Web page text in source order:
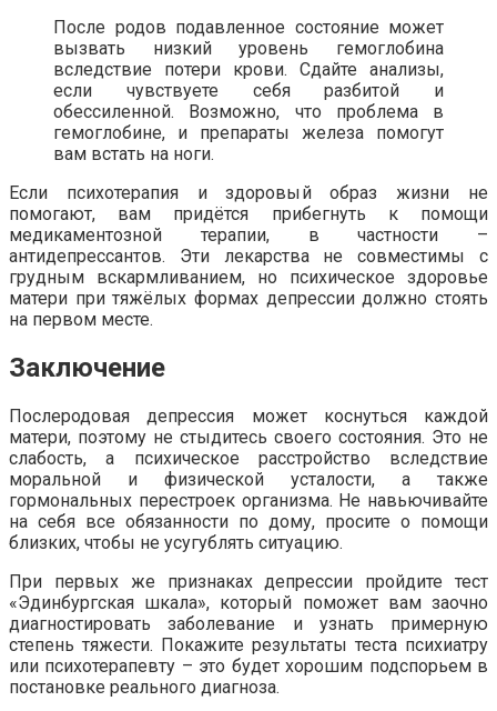
После родов подавленное состояние может
вызвать низкий уровень гемоглобина
вследствие потери крови. Сдайте анализы,
если чувствуете себя разбитой и
обессиленной. Возможно, что проблема в
гемоглобине, и препараты железа помогут
вам встать на ноги.
Если психотерапия и здоровый образ жизни не
помогают, вам придётся прибегнуть к помощи
медикаментозной терапии, в частности –
антидепрессантов. Эти лекарства не совместимы с
грудным вскармливанием, но психическое здоровье
матери при тяжёлых формах депрессии должно стоять
на первом месте.
Заключение
Послеродовая депрессия может коснуться каждой
матери, поэтому не стыдитесь своего состояния. Это не
слабость, а психическое расстройство вследствие
моральной и физической усталости, а также
гормональных перестроек организма. Не навьючивайте
на себя все обязанности по дому, просите о помощи
близких, чтобы не усугублять ситуацию.
При первых же признаках депрессии пройдите тест
«Эдинбургская шкала», который поможет вам заочно
диагностировать заболевание и узнать примерную
степень тяжести. Покажите результаты теста психиатру
или психотерапевту – это будет хорошим подспорьем в
постановке реального диагноза.